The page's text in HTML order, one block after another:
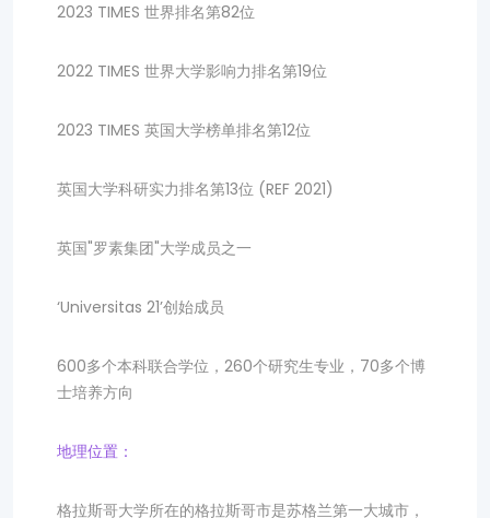
2023 TIMES 世界排名第82位
2022 TIMES 世界大学影响力排名第19位
2023 TIMES 英国大学榜单排名第12位
英国大学科研实力排名第13位 (REF 2021)
英国"罗素集团"大学成员之一
‘Universitas 21’创始成员
600多个本科联合学位，260个研究生专业，70多个博
士培养方向
地理位置：
格拉斯哥大学所在的格拉斯哥市是苏格兰第一大城市，